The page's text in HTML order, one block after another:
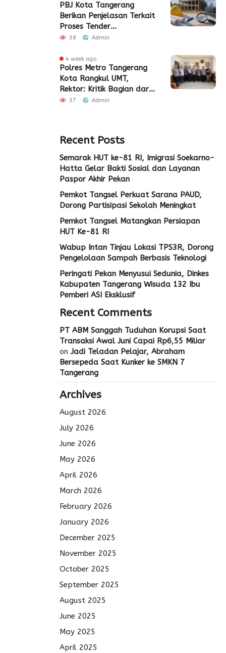
PBJ Kota Tangerang
Berikan Penjelasan Terkait
Proses Tender
Pembangunan Eks Pabrik
38 Admin
4 week ago
Polres Metro Tangerang
Kota Rangkul UMT,
Rektor: Kritik Bagian dari
Demokrasi
37 Admin
Recent Posts
Semarak HUT ke-81 RI, Imigrasi Soekarno-
Hatta Gelar Bakti Sosial dan Layanan
Paspor Akhir Pekan
Pemkot Tangsel Perkuat Sarana PAUD,
Dorong Partisipasi Sekolah Meningkat
Pemkot Tangsel Matangkan Persiapan
HUT Ke-81 RI
Wabup Intan Tinjau Lokasi TPS3R, Dorong
Pengelolaan Sampah Berbasis Teknologi
Peringati Pekan Menyusui Sedunia, Dinkes
Kabupaten Tangerang Wisuda 132 Ibu
Pemberi ASI Eksklusif
Recent Comments
PT ABM Sanggah Tuduhan Korupsi Saat
Transaksi Awal Juni Capai Rp6,55 Miliar
on Jadi Teladan Pelajar, Abraham
Bersepeda Saat Kunker ke SMKN 7
Tangerang
Archives
August 2026
July 2026
June 2026
May 2026
April 2026
March 2026
February 2026
January 2026
December 2025
November 2025
October 2025
September 2025
August 2025
June 2025
May 2025
April 2025